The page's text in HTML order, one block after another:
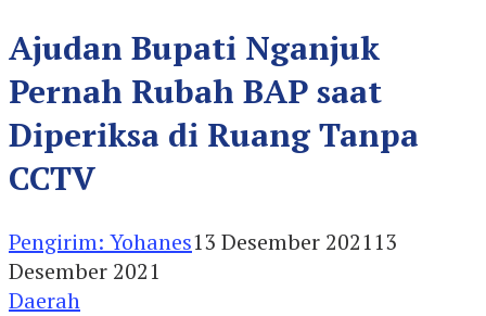
Ajudan Bupati Nganjuk
Pernah Rubah BAP saat
Diperiksa di Ruang Tanpa
CCTV
Pengirim: Yohanes13 Desember 202113
Desember 2021
Daerah